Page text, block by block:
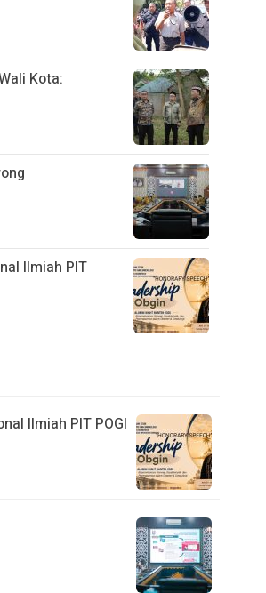
Kota:
Ilmiah PIT
Ilmiah PIT POGI